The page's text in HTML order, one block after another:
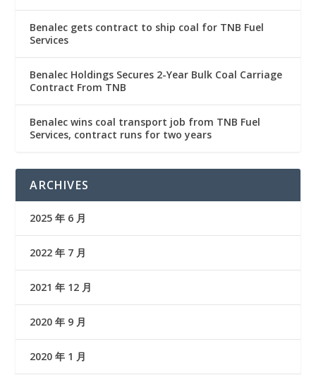
Benalec gets contract to ship coal for TNB Fuel
Services
Benalec Holdings Secures 2-Year Bulk Coal Carriage
Contract From TNB
Benalec wins coal transport job from TNB Fuel
Services, contract runs for two years
ARCHIVES
2025 年 6 月
2022 年 7 月
2021 年 12 月
2020 年 9 月
2020 年 1 月